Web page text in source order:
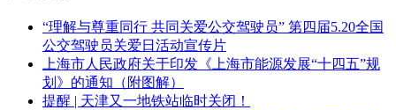
比亚迪、MKX Technologies、蘑菇车联（MOGOX）联合体中
标
“理解与尊重同行 共同关爱公交驾驶员” 第四届5.20全国
公交驾驶员关爱日活动宣传片
上海市人民政府关于印发《上海市能源发展“十四五”规
划》的通知（附图解）
提醒 | 天津又一地铁站临时关闭！